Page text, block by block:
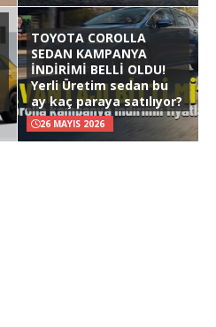
TOYOTA COROLLA
SEDAN KAMPANYA
İNDİRİMİ BELLİ OLDU!
Yerli Üretim sedan bu
ay kaç paraya satılıyor?
26 MAYIS 2026